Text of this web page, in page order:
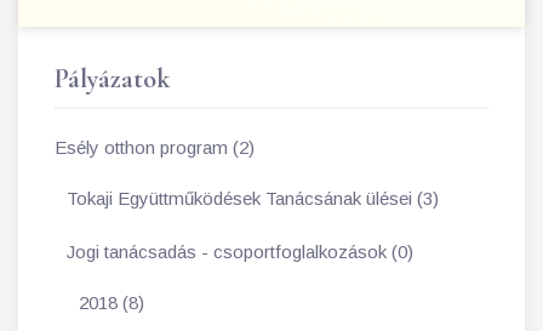
Pályázatok
Esély otthon program (2)
Tokaji Együttműködések Tanácsának ülései (3)
Jogi tanácsadás - csoportfoglalkozások (0)
2018 (8)